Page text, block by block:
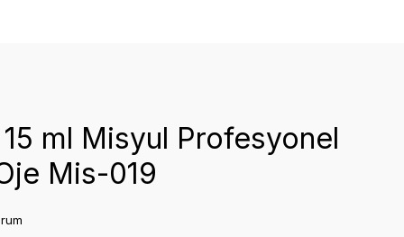
ml Misyul Profesyonel
Mis-019